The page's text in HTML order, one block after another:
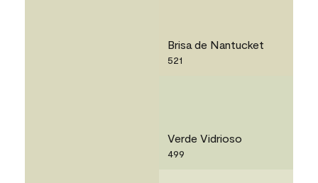
Brisa de Nantucket
521
Verde Vidrioso
499